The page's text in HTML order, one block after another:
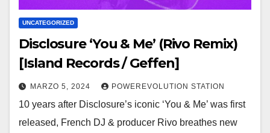
UNCATEGORIZED
Disclosure ‘You & Me’ (Rivo Remix)
[Island Records / Geffen]
MARZO 5, 2024 POWEREVOLUTION STATION
10 years after Disclosure’s iconic ‘You & Me’ was first
released, French DJ & producer Rivo breathes new